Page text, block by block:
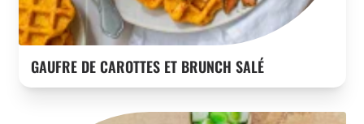
GAUFRE DE CAROTTES ET BRUNCH SALÉ